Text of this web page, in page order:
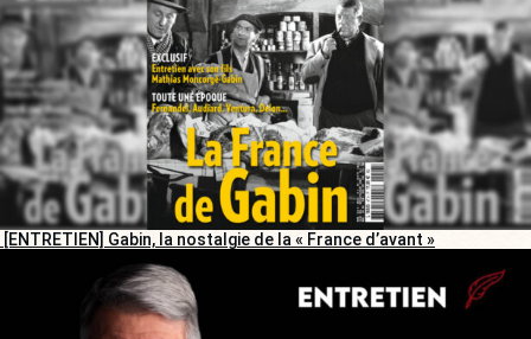
[ENTRETIEN] Gabin, la nostalgie de la « France d’avant »